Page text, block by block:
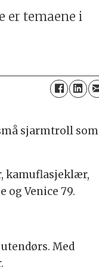
er temaene i
sjarmtroll som
kamuflasjeklær,
og Venice 79.
Med